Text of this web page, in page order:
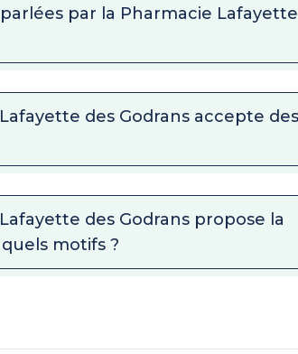
par la Pharmacie
des Godrans accepte
des Godrans propose la
motifs ?